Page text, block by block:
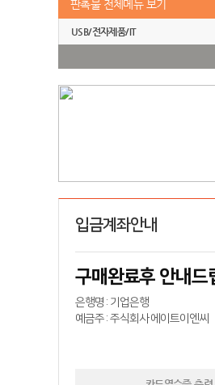
판촉물 전체메뉴 보기
USB/전자제품/IT
입금계좌안내
구매완료후 안내드
은행명 : 기업은행
예금주 : 주식회사 에이트이엔씨